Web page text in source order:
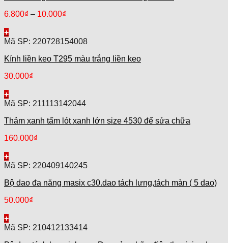
6.800₫ – 10.000₫
+
Mã SP: 220728154008
Kính liền keo T295 màu trắng liền keo
30.000₫
+
Mã SP: 211113142044
Thảm xanh tấm lót xanh lớn size 4530 để sửa chữa
160.000₫
+
Mã SP: 220409140245
Bộ dao đa năng masix c30.dao tách lưng,tách màn ( 5 dao)
50.000₫
+
Mã SP: 210412133414